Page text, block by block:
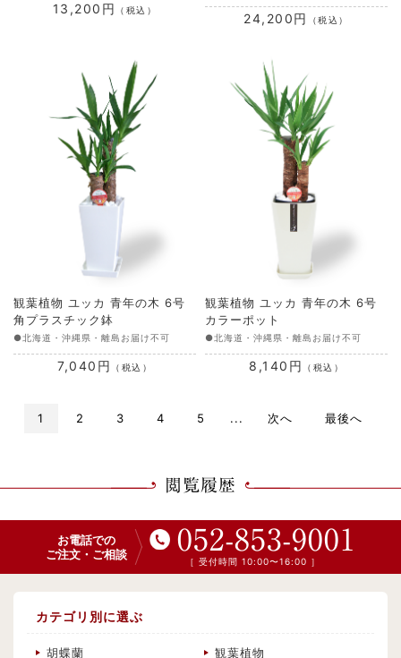
13,200円 （税込）
24,200円 （税込）
観葉植物 ユッカ 青年の木 6号
角プラスチック鉢
●北海道・沖縄県・離島お届け不可
7,040円 （税込）
観葉植物 ユッカ 青年の木 6号
カラーポット
●北海道・沖縄県・離島お届け不可
8,140円 （税込）
1 2 3 4 5 ... 次へ 最後へ
閲覧履歴
お電話での
ご注文・ご相談
052-853-9001
［ 受付時間 10:00〜16:00 ］
カテゴリ別に選ぶ
胡蝶蘭
観葉植物